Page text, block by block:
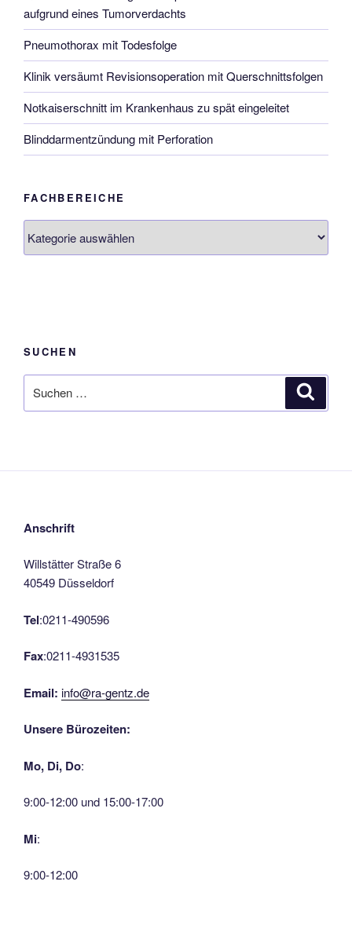
aufgrund eines Tumorverdachts
Pneumothorax mit Todesfolge
Klinik versäumt Revisionsoperation mit Querschnittsfolgen
Notkaiserschnitt im Krankenhaus zu spät eingeleitet
Blinddarmentzündung mit Perforation
FACHBEREICHE
SUCHEN
nach:
Anschrift
Willstätter Straße 6
40549 Düsseldorf
Tel:0211-490596
Fax:0211-4931535
Email: info@ra-gentz.de
Unsere Bürozeiten:
Mo, Di, Do:
9:00-12:00 und 15:00-17:00
Mi:
9:00-12:00